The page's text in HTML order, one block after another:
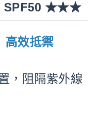
】SPF50 ★★★
效抵禦
，阻隔紫外線